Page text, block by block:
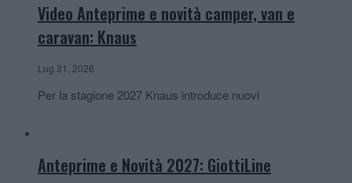
Video Anteprime e novità camper, van e
caravan: Knaus
Lug 31, 2026
Per la stagione 2027 Knaus introduce nuovi
Anteprime e Novità 2027: GiottiLine